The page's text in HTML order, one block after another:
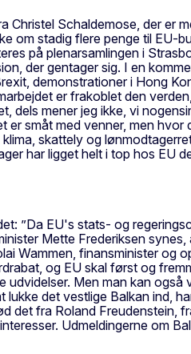
Schaldemose, der er
om stadig flere penge til EU-
på plenarsamlingen i
der gentager sig. I en
demonstrationer i Hong
er frakoblet den
mener jeg ikke, vi
småt med venner, men hvor
skattely og
har ligget helt i top hos EU
”Da EU's stats- og
Mette Frederiksen synes,
Wammen, finansminister og
og EU skal først og
Men man kan
det vestlige Balkan ind,
det fra Roland
Udmeldingerne om